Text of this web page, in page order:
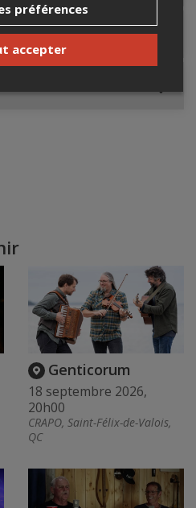
Genticorum
18 septembre 2026,
20h00
CRAPO, Saint-Félix-de-Valois,
QC
préférences
accepter